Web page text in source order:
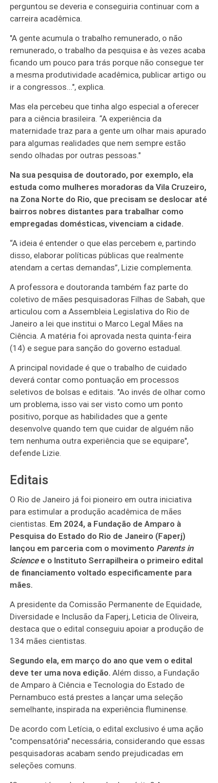
perguntou se deveria e conseguiria continuar com a
carreira acadêmica.
"A gente acumula o trabalho remunerado, o não
remunerado, o trabalho da pesquisa e às vezes acaba
ficando um pouco para trás porque não consegue ter
a mesma produtividade acadêmica, publicar artigo ou
ir a congressos...", explica.
Mas ela percebeu que tinha algo especial a oferecer
para a ciência brasileira. “A experiência da
maternidade traz para a gente um olhar mais apurado
para algumas realidades que nem sempre estão
sendo olhadas por outras pessoas."
Na sua pesquisa de doutorado, por exemplo, ela
estuda como mulheres moradoras da Vila Cruzeiro,
na Zona Norte do Rio, que precisam se deslocar até
bairros nobres distantes para trabalhar como
empregadas domésticas, vivenciam a cidade.
“A ideia é entender o que elas percebem e, partindo
disso, elaborar políticas públicas que realmente
atendam a certas demandas”, Lizie complementa.
A professora e doutoranda também faz parte do
coletivo de mães pesquisadoras Filhas de Sabah, que
articulou com a Assembleia Legislativa do Rio de
Janeiro a lei que institui o Marco Legal Mães na
Ciência. A matéria foi aprovada nesta quinta-feira
(14) e segue para sanção do governo estadual.
A principal novidade é que o trabalho de cuidado
deverá contar como pontuação em processos
seletivos de bolsas e editais. "Ao invés de olhar como
um problema, isso vai ser visto como um ponto
positivo, porque as habilidades que a gente
desenvolve quando tem que cuidar de alguém não
tem nenhuma outra experiência que se equipare",
defende Lizie.
Editais
O Rio de Janeiro já foi pioneiro em outra iniciativa
para estimular a produção acadêmica de mães
cientistas. Em 2024, a Fundação de Amparo à
Pesquisa do Estado do Rio de Janeiro (Faperj)
lançou em parceria com o movimento Parents in
Sciencee o Instituto Serrapilheira o primeiro edital
de financiamento voltado especificamente para
mães.
A presidente da Comissão Permanente de Equidade,
Diversidade e Inclusão da Faperj, Leticia de Oliveira,
destaca que o edital conseguiu apoiar a produção de
134 mães cientistas.
Segundo ela, em março do ano que vem o edital
deve ter uma nova edição. Além disso, a Fundação
de Amparo à Ciência e Tecnologia do Estado de
Pernambuco está prestes a lançar uma seleção
semelhante, inspirada na experiência fluminense.
De acordo com Letícia, o edital exclusivo é uma ação
"compensatória" necessária, considerando que essas
pesquisadoras acabam sendo prejudicadas em
seleções comuns.